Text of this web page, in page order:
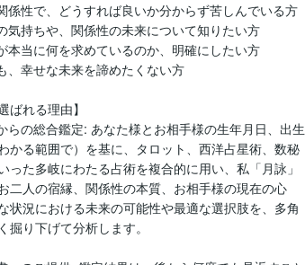
係性で、どうすれば良いか分からず苦しんでいる方
気持ちや、関係性の未来について知りたい方
本当に何を求めているのか、明確にしたい方
、幸せな未来を諦めたくない方
ばれる理由】
らの総合鑑定: あなた様とお相手様の生年月日、出生
かる範囲で）を基に、タロット、西洋占星術、数秘
った多岐にわたる占術を複合的に用い、私「月詠」
二人の宿縁、関係性の本質、お相手様の現在の心
状況における未来の可能性や最適な選択肢を、多角
掘り下げて分析します。